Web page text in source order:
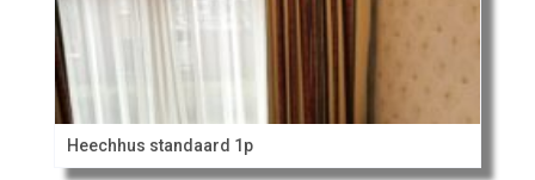
Heechhus standaard 1p